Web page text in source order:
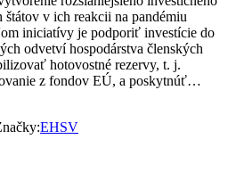
v ich reakcii na pandémiu
iniciatívy je podporiť investície do
odvetví hospodárstva členských
hotovostné rezervy, t. j.
z fondov EÚ, a poskytnúť…
EHSV